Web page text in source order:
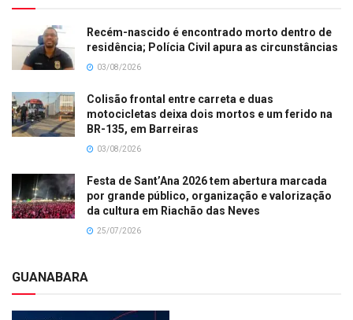
Recém-nascido é encontrado morto dentro de
residência; Polícia Civil apura as circunstâncias
03/08/2026
Colisão frontal entre carreta e duas
motocicletas deixa dois mortos e um ferido na
BR-135, em Barreiras
03/08/2026
Festa de Sant’Ana 2026 tem abertura marcada
por grande público, organização e valorização
da cultura em Riachão das Neves
25/07/2026
GUANABARA